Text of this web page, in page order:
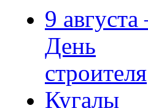
9 августа
День
строителя
Кугалы